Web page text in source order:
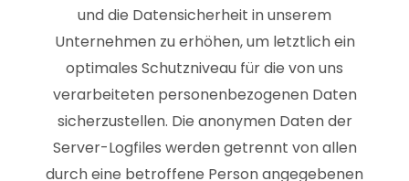
und die Datensicherheit in unserem
Unternehmen zu erhöhen, um letztlich ein
optimales Schutzniveau für die von uns
verarbeiteten personenbezogenen Daten
sicherzustellen. Die anonymen Daten der
Server-Logfiles werden getrennt von allen
durch eine betroffene Person angegebenen